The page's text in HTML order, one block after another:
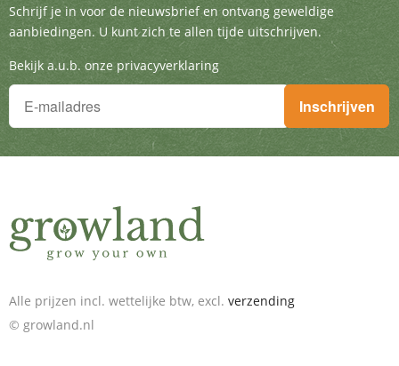
Schrijf je in voor de nieuwsbrief en ontvang
Schrijf je in voor de nieuwsbrief en ontvang geweldige
aanbiedingen. U kunt zich te allen tijde uitschrijven.
Bekijk a.u.b. onze privacyverklaring
Je wilt niets missen!
Schrijf je in voor de nieuwsbrief en ontvang geweldige
Inschrijven
Alle prijzen incl. wettelijke btw, excl. verzending
© growland.nl